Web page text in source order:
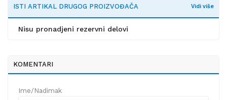
ISTI ARTIKAL DRUGOG PROIZVOĐAČA Vidi više
Nisu pronadjeni rezervni delovi
KOMENTARI
Ime/Nadimak